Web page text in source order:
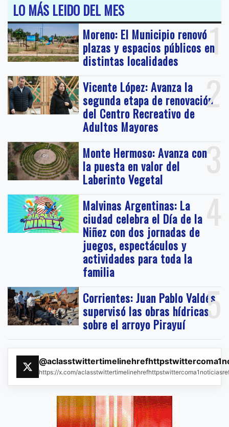
LO MÁS LEIDO DEL MES
1
Moreno: El Municipio renovó
plazas y espacios públicos en
distintas localidades
2
Vicente López: Avanza la
segunda etapa de renovación
del Centro Recreativo de
Adultos Mayores
3
Monte Hermoso: Avanza con
la puesta en valor del
Laberinto Vegetal
4
Malvinas Argentinas: La
ciudad celebra el Día de la
Niñez con dos jornadas de
juegos, espectáculos y
actividades para toda la
familia
5
Corrientes: Juan Pablo Valdés
supervisó las obras hídricas
sobre el arroyo Pirayuí
https://x.com/